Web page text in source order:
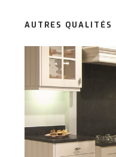
AUTRES QUALITÉS